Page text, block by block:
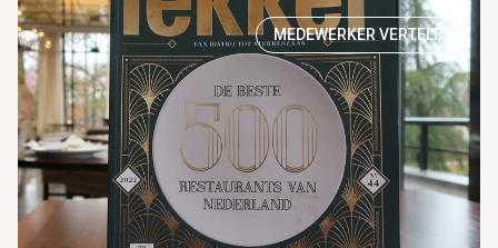
MEDEWERKER VERTELT